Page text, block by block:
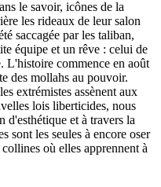
le savoir, icônes de la
les rideaux de leur salon
saccagée par les taliban,
équipe et un rêve : celui de
L'histoire commence en août
des mollahs au pouvoir.
extrémistes assènent aux
lois liberticides, nous
d'esthétique et à travers la
sont les seules à encore oser
où elles apprennent à